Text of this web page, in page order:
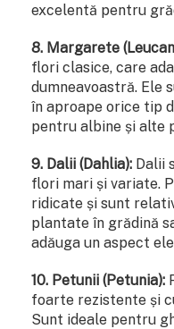
excelentă pentru
8. Margarete
flori clasice, care
dumneavoastră. Ele
în aproape orice tip
pentru albine și alte
9. Dalii (Dahlia): Dalii
flori mari și variate.
ridicate și sunt
plantate în grădină
adăuga un aspect
10. Petunii (Petunia):
foarte rezistente și
Sunt ideale pentru